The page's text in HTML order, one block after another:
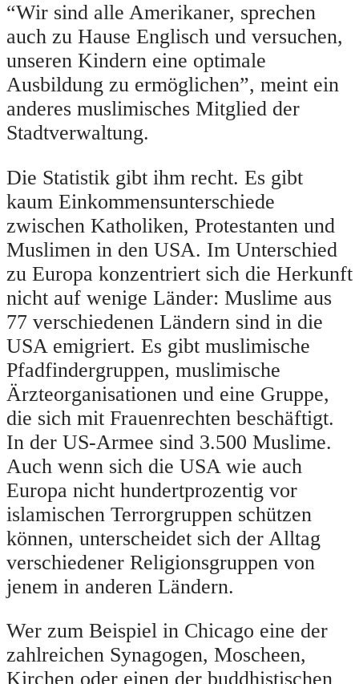
“Wir sind alle Amerikaner, sprechen
auch zu Hause Englisch und versuchen,
unseren Kindern eine optimale
Ausbildung zu ermöglichen”, meint ein
anderes muslimisches Mitglied der
Stadtverwaltung.
Die Statistik gibt ihm recht. Es gibt
kaum Einkommensunterschiede
zwischen Katholiken, Protestanten und
Muslimen in den USA. Im Unterschied
zu Europa konzentriert sich die Herkunft
nicht auf wenige Länder: Muslime aus
77 verschiedenen Ländern sind in die
USA emigriert. Es gibt muslimische
Pfadfindergruppen, muslimische
Ärzteorganisationen und eine Gruppe,
die sich mit Frauenrechten beschäftigt.
In der US-Armee sind 3.500 Muslime.
Auch wenn sich die USA wie auch
Europa nicht hundertprozentig vor
islamischen Terrorgruppen schützen
können, unterscheidet sich der Alltag
verschiedener Religionsgruppen von
jenem in anderen Ländern.
Wer zum Beispiel in Chicago eine der
zahlreichen Synagogen, Moscheen,
Kirchen oder einen der buddhistischen